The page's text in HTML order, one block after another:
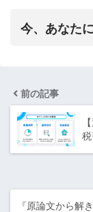
今、あなた
前の記事
『原論文から解